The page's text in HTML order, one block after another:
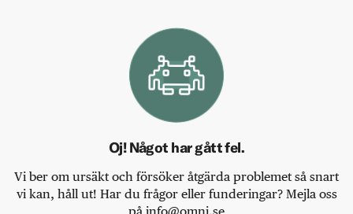
Oj! Något har gått fel.
Vi ber om ursäkt och försöker åtgärda problemet så snart
vi kan, håll ut! Har du frågor eller funderingar? Mejla oss